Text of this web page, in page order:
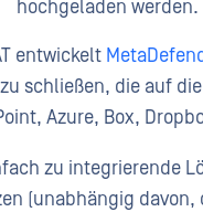
hochgeladen werden.
entwickelt
schließen, die auf
Azure, Box,
zu integrierende
(unabhängig davon,